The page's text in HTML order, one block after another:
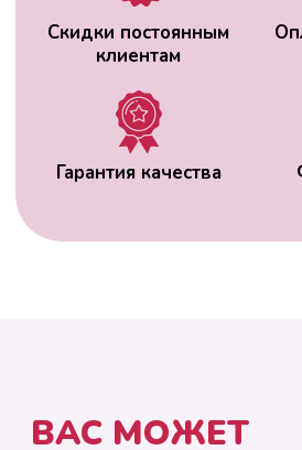
ВАС МОЖЕТ
ЗАИНТЕРЕСОВАТЬ